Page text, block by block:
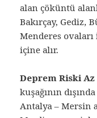
alan çöküntü
Bakırçay, Gediz,
Menderes
içine alır.
Deprem Riski
kuşağının
Antalya – Mersin